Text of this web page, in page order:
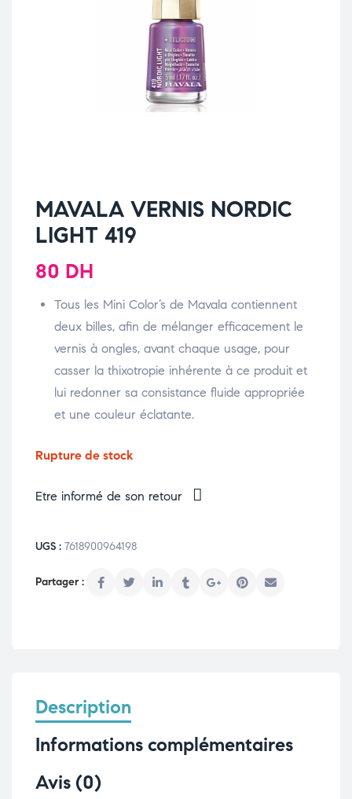
MAVALA VERNIS NORDIC
LIGHT 419
80 DH
Tous les Mini Color’s de Mavala contiennent
deux billes, afin de mélanger efficacement le
vernis à ongles, avant chaque usage, pour
casser la thixotropie inhérente à ce produit et
lui redonner sa consistance fluide appropriée
et une couleur éclatante.
Rupture de stock
Etre informé de son retour
UGS : 7618900964198
Description
Informations complémentaires
Avis (0)